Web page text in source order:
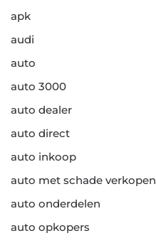
apk
audi
auto
auto 3000
auto dealer
auto direct
auto inkoop
auto met schade verkopen
auto onderdelen
auto opkopers